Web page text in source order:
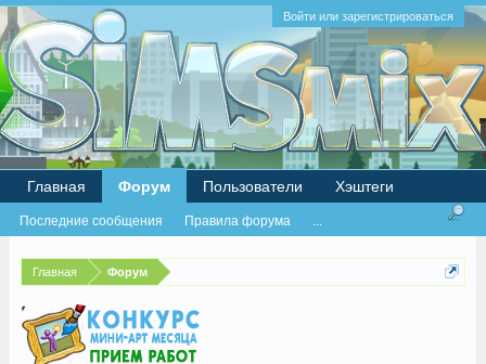
Войти или зарегистрироваться
Главная Форум
Главная Форум
Последние сообщения Правила форума ...
Пользователи Хэштеги